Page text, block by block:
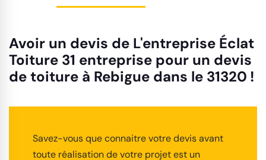
Avoir un devis de L'entreprise Éclat
Toiture 31 entreprise pour un devis
de toiture à Rebigue dans le 31320 !
Savez-vous que connaitre votre devis avant
toute réalisation de votre projet est un